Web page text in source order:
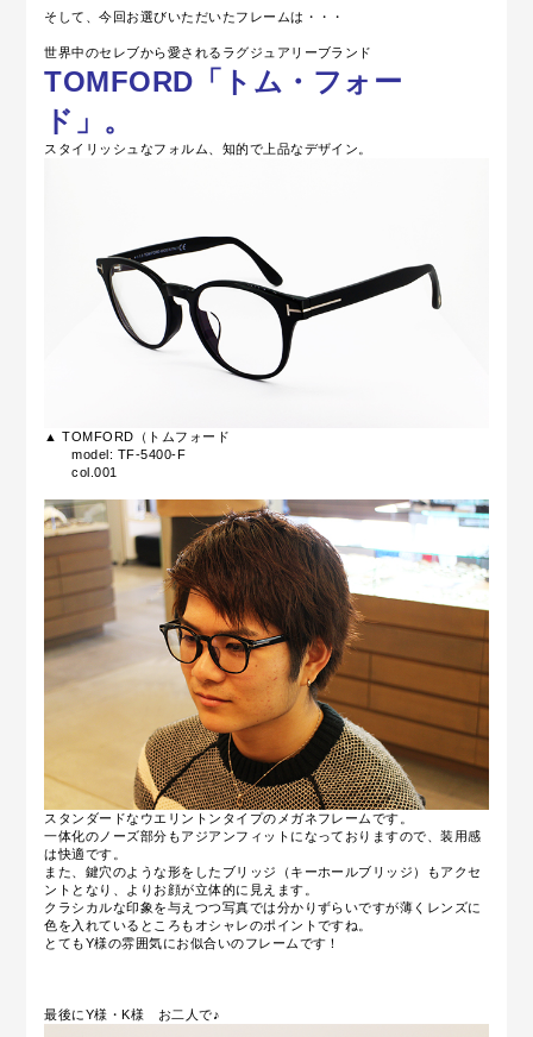
そして、今回お選びいただいたフレームは・・・
世界中のセレブから愛されるラグジュアリーブランド
TOMFORD「トム・フォー
ド」。
スタイリッシュなフォルム、知的で上品なデザイン。
▲ TOMFORD（トムフォード
model: TF-5400-F
col.001
スタンダードなウエリントンタイプのメガネフレームです。
一体化のノーズ部分もアジアンフィットになっておりますので、装用感
は快適です。
また、鍵穴のような形をしたブリッジ（キーホールブリッジ）もアクセ
ントとなり、よりお顔が立体的に見えます。
クラシカルな印象を与えつつ写真では分かりずらいですが薄くレンズに
色を入れているところもオシャレのポイントですね。
とてもY様の雰囲気にお似合いのフレームです！
最後にY様・K様 お二人で♪